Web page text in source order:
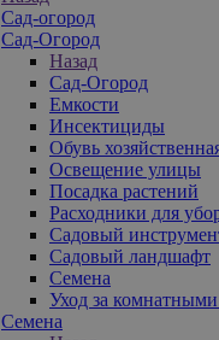
Сад-огород
Сад-Огород
Назад
Сад-Огород
Емкости
Инсектициды
Обувь
Освещение улицы
Посадка растений
Расходники для
Садовый
Садовый ландшафт
Семена
Уход за
Семена